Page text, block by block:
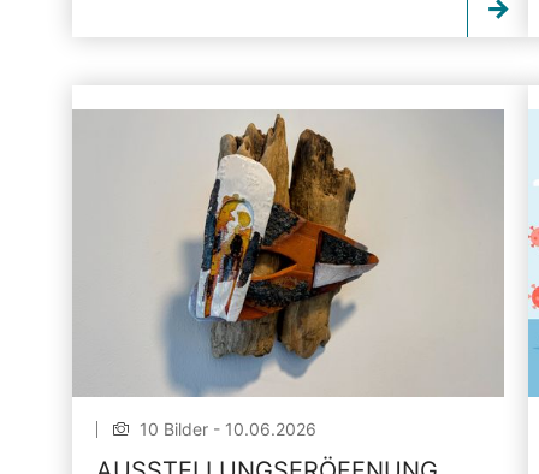
10 Bilder - 10.06.2026